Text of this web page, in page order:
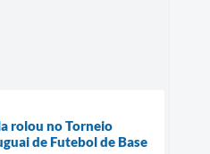
rolou no Torneio
de Futebol de Base